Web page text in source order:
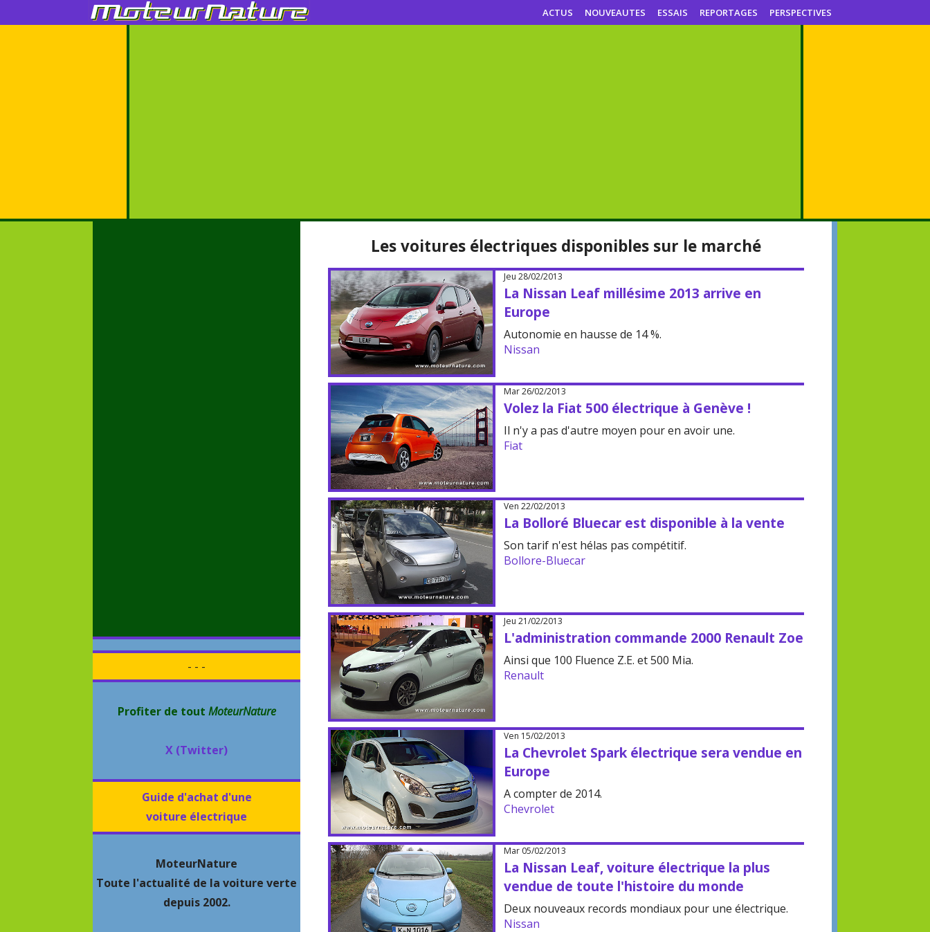
ACTUS NOUVEAUTES ESSAIS REPORTAGES PERSPECTIVES
- - -
Profiter de tout MoteurNature
X (Twitter)
Guide d'achat d'une
voiture électrique
MoteurNature
Toute l'actualité de la voiture verte
depuis 2002.
Les voitures électriques disponibles sur le marché
Jeu 28/02/2013
La Nissan Leaf millésime 2013 arrive en
Europe
Autonomie en hausse de 14 %.
Nissan
Mar 26/02/2013
Volez la Fiat 500 électrique à Genève !
Il n'y a pas d'autre moyen pour en avoir une.
Fiat
Ven 22/02/2013
La Bolloré Bluecar est disponible à la vente
Son tarif n'est hélas pas compétitif.
Bollore-Bluecar
Jeu 21/02/2013
L'administration commande 2000 Renault Zoe
Ainsi que 100 Fluence Z.E. et 500 Mia.
Renault
Ven 15/02/2013
La Chevrolet Spark électrique sera vendue en
Europe
A compter de 2014.
Chevrolet
Mar 05/02/2013
La Nissan Leaf, voiture électrique la plus
vendue de toute l'histoire du monde
Deux nouveaux records mondiaux pour une électrique.
Nissan